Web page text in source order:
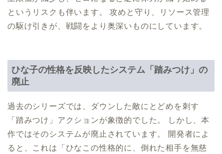
というリスクも伴います。 攻めと守り、リソース管理
の駆け引きが、戦闘をより奥深いものにしています。
ひな子の性格を反映したシステム「踏みつけ」の
廃止
過去のシリーズでは、ダウンした敵にとどめを刺す
「踏みつけ」アクションが象徴的でした。 しかし、本
作ではそのシステムが廃止されています。 開発者によ
ると、これは「ひなこの性格的に、倒れた相手を無慈